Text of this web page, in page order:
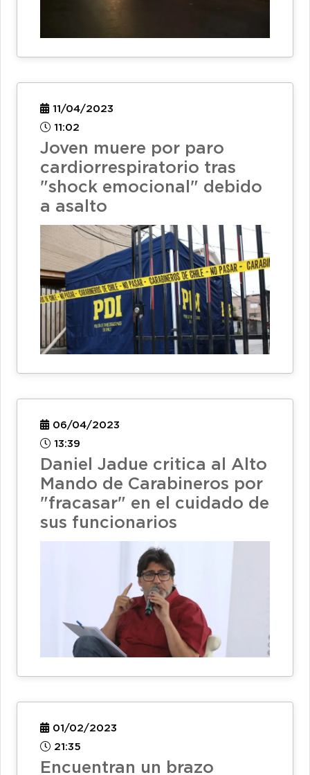
11/04/2023
11:02
Joven muere por paro
cardiorrespiratorio tras
"shock emocional" debido
a asalto
06/04/2023
13:39
Daniel Jadue critica al Alto
Mando de Carabineros por
"fracasar" en el cuidado de
sus funcionarios
01/02/2023
21:35
Encuentran un brazo